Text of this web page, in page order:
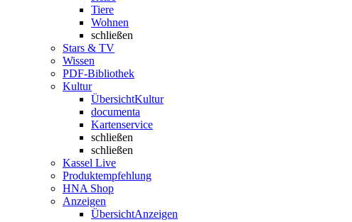
Tiere
Wohnen
schließen
Stars & TV
Wissen
PDF-Bibliothek
Kultur
ÜbersichtKultur
documenta
Kartenservice
schließen
schließen
Kassel Live
Produktempfehlung
HNA Shop
Anzeigen
ÜbersichtAnzeigen